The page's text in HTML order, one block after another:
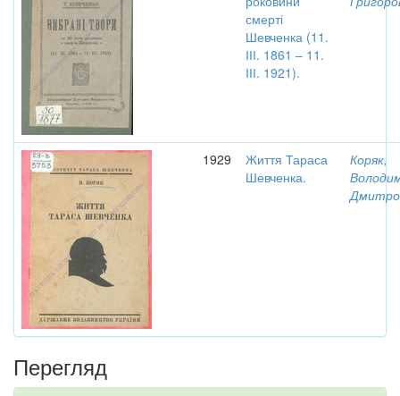
смерті
Шевченка (11.
ІІІ. 1861 – 11.
ІІІ. 1921).
1929
Життя Тараса
Шевченка.
Коряк,
Перегляд